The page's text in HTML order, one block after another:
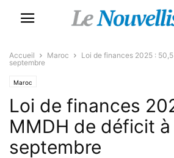
Accueil Maroc
Loi de finances 2025 :
septembre
Maroc
Loi de finances
MMDH de déficit
septembre